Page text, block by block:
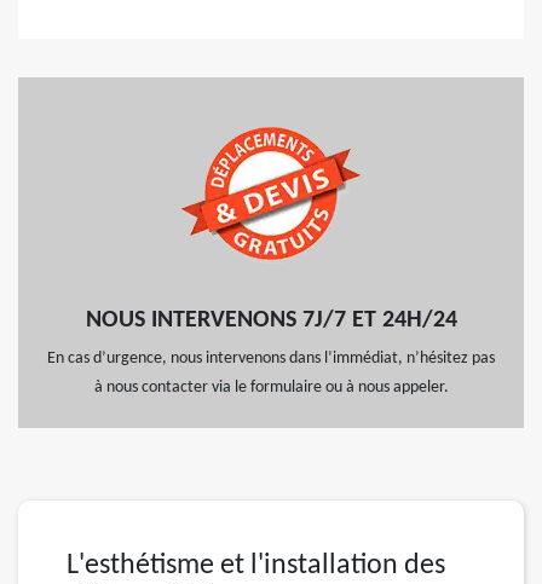
NOUS INTERVENONS 7J/7 ET 24H/24
En cas d’urgence, nous intervenons dans l’immédiat, n’hésitez pas
à nous contacter via le formulaire ou à nous appeler.
L'esthétisme et l'installation des